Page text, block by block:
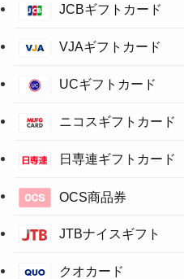
JCBギフトカード
VJAギフトカード
UCギフトカード
ニコスギフトカード
日専連ギフトカード
OCS商品券
JTBナイスギフト
クオカード